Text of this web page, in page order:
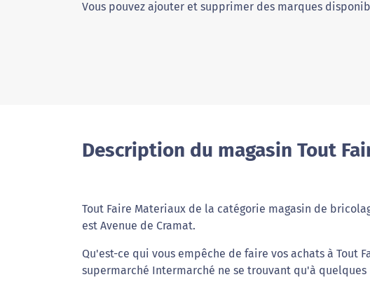
Vous pouvez ajouter et supprimer des marques
Description du magasin Tout
Tout Faire Materiaux de la catégorie magasin de
est Avenue de Cramat.
Qu'est-ce qui vous empêche de faire vos achats à Tout
supermarché Intermarché ne se trouvant qu'à quelques